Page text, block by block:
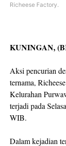
Richeese Factory.
KUNINGAN,
Aksi pencurian
ternama,
Kelurahan
terjadi pada
WIB.
Dalam kejadian